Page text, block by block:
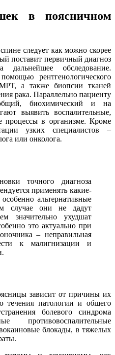
в поясничном
следует как можно скорее
поставит первичный диагноз
обследование.
рентгенологического
а также биопсии тканей
рака. Параллельно пациенту
биохимический и на
выявить воспалительные,
процессы в организме. Кроме
узких специалистов –
или онколога.
точного диагноза
применять какие-
альтернативные
случае они не дадут
значительно ухудшат
это актуально при
– неправильная
к малигнизации и
зависит от причины их
течения патологии и общего
болевого синдрома
противовоспалительные
блокады, в тяжелых